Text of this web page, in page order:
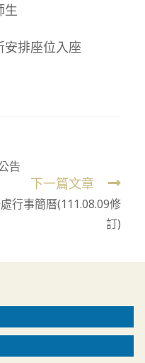
生
排座位入座
告
下一篇文章
行事簡曆(111.08.09修
訂)